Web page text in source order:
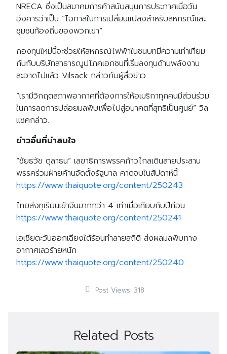
NRECA ซึ่งเป็นสมาคมการค้าสนับสนุนการประกาศเมื่อวัน
อังคารว่าเป็น “โอกาสในการเปลี่ยนแปลงสำหรับสหกรณ์และ
ชุมชนท้องถิ่นของพวกเขา”
กองทุนใหม่นี้จะช่วยให้สหกรณ์ไฟฟ้าในชนบทมีความเท่าเทียม
กันกับบริษัทสาธารณูปโภคเอกชนที่เริ่มลงทุนด้านพลังงาน
สะอาดไปแล้ว Vilsack กล่าวกับผู้สื่อข่าว
“เรามีวิกฤตสภาพอากาศที่ต้องการให้อเมริกาทุกคนมีส่วนร่วม
ในการลดการปล่อยมลพิษเพื่อไปสู่อนาคตที่สุทธิเป็นศูนย์” วิล
แซคกล่าว.
ข่าวอื่นที่น่าสนใจ
“ชัยธวัช ตุลาธน” เลขาธิการพรรคก้าวไกลเดินสายประสาน
พรรคร่วมฝ่ายค้านจัดตั้งรัฐบาล คาดจบในสัปดาห์นี้
https://www.thaiquote.org/content/250243
ไทยส่งทุเรียนเข้าจีนมากกว่า 4 เท่าเมื่อเทียบกับปีก่อน
https://www.thaiquote.org/content/250241
เอเชียตะวันออกเฉียงใต้ร้อนทำลายสถิติ ส่งผลมลพิษทาง
อากาศเลวร้ายหนัก
https://www.thaiquote.org/content/250240
Post Views: 318
Related Posts